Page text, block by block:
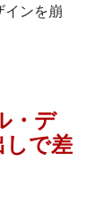
インを崩
・デ
しで差